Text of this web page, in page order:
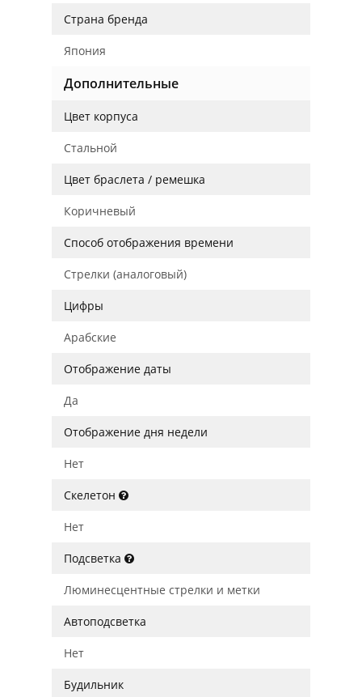
Страна бренда
Япония
Дополнительные
Цвет корпуса
Стальной
Цвет браслета / ремешка
Коричневый
Способ отображения времени
Стрелки (аналоговый)
Цифры
Арабские
Отображение даты
Да
Отображение дня недели
Нет
Скелетон
Нет
Подсветка
Люминесцентные стрелки и метки
Автоподсветка
Нет
Будильник